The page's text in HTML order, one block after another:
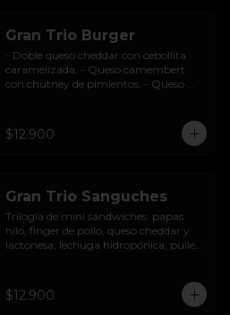
Gran Trio Burger
- Doble queso cheddar con cebollita
caramelizada. - Queso camembert
con chutney de pimientos. - Queso
$12.900
Gran Trio Sanguches
Trilogía de mini sándwiches: papas
hilo, finger de pollo, queso cheddar y
lactonesa; lechuga hidropónica, pulled
salsa tártara, cebolla encurtida,
mayonesa y palta.
$12.900